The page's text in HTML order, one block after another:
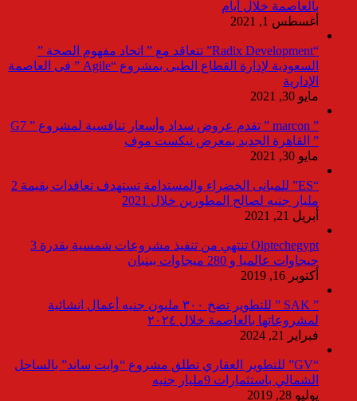
بالعاصمة خلال أيام
أغسطس 1, 2021
“Radix Development” تتعاقد مع ” اتحاد مفهوم الصحة ”
السعودية لإدارة القطاع الطبى بمشروع “Agile ” فى العاصمة
الإدارية
مايو 30, 2021
” marcon ” تقدم عروض سداد وأسعار تنافسية لمشروع ” G7
” القاهرة الجديد بمعرض نيكست موف
مايو 30, 2021
“ES” للمبانى الخضراء والمستدامة تستهدف تعاقدات بقيمة 2
مليار جنيه لصالح المطورين خلال 2021
أبريل 21, 2021
Olptechegypt تنتهي من تنفيذ مشروعات شمسية بقدرة 3
جيجاوات عالميا و 280 ميجاوات ببنبان
أكتوبر 16, 2019
” SAK ” للتطوير تضخ ٣٠٠ مليون جنيه أعمال انشائية
لمشروعاتها بالعاصمة خلال ٢٠٢٤
فبراير 21, 2024
“GV” للتطوير العقاري تطلق مشروع “وايت ساند” بالساحل
الشمالي باستثمارات 9مليار جنيه
يوليو 28, 2019